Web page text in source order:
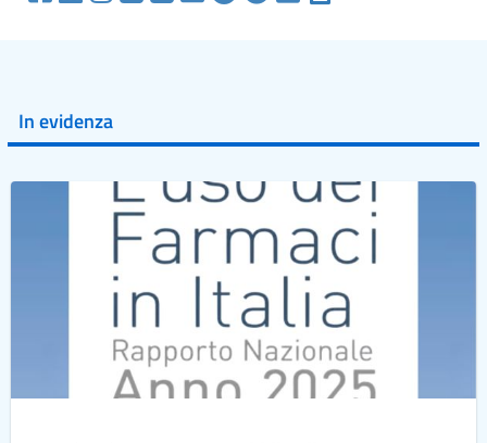
In evidenza